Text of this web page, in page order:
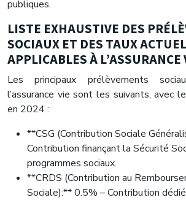
publiques.
LISTE EXHAUSTIVE DES
SOCIAUX ET DES TAUX
APPLICABLES À L’ASSURANCE
Les principaux prélèvements
l’assurance vie sont les suivants, avec
en 2024 :
**CSG (Contribution Sociale
Contribution finançant la Sécurité
programmes sociaux.
**CRDS (Contribution au
Sociale):** 0.5% – Contribution